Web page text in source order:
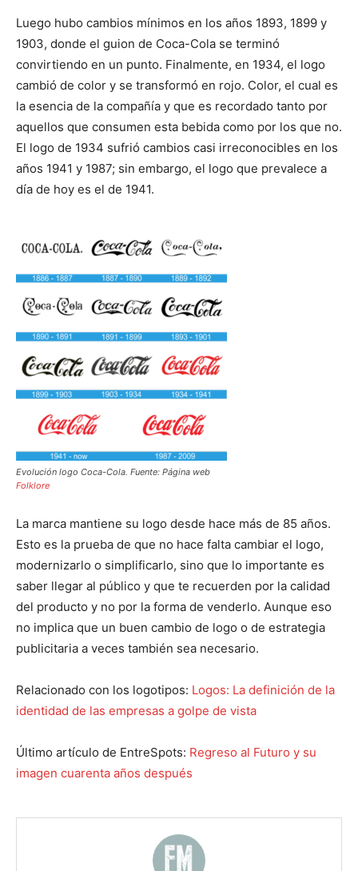
Luego hubo cambios mínimos en los años 1893, 1899 y
1903, donde el guion de Coca-Cola se terminó
convirtiendo en un punto. Finalmente, en 1934, el logo
cambió de color y se transformó en rojo. Color, el cual es
la esencia de la compañía y que es recordado tanto por
aquellos que consumen esta bebida como por los que no.
El logo de 1934 sufrió cambios casi irreconocibles en los
años 1941 y 1987; sin embargo, el logo que prevalece a
día de hoy es el de 1941.
Evolución logo Coca-Cola. Fuente: Página web
Folklore
La marca mantiene su logo desde hace más de 85 años.
Esto es la prueba de que no hace falta cambiar el logo,
modernizarlo o simplificarlo, sino que lo importante es
saber llegar al público y que te recuerden por la calidad
del producto y no por la forma de venderlo. Aunque eso
no implica que un buen cambio de logo o de estrategia
publicitaria a veces también sea necesario.
Relacionado con los logotipos: Logos: La definición de la
identidad de las empresas a golpe de vista
Último artículo de EntreSpots: Regreso al Futuro y su
imagen cuarenta años después